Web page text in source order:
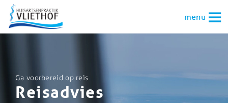
menu
Ga voorbereid op reis
Reisadvies